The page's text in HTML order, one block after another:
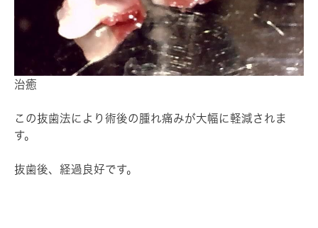
治癒
この抜歯法により術後の腫れ痛みが大幅に軽減されま
す。
抜歯後、経過良好です。